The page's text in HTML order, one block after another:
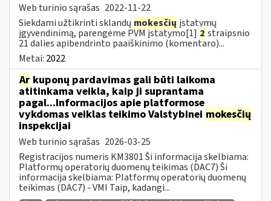
Web turinio sąrašas 2022-11-22
Siekdami užtikrinti sklandų mokesčių įstatymų
įgyvendinimą, parengėme PVM įstatymo[1] 2 straipsnio
21 dalies apibendrinto paaiškinimo (komentaro)...
Metai: 2022
Ar kuponų pardavimas gali būti laikoma
atitinkama veikla, kaip ji suprantama
pagal...Informacijos apie platformose
vykdomas veiklas teikimo Valstybinei mokesčių
inspekcijai
Web turinio sąrašas 2026-03-25
Registracijos numeris KM3801 Ši informacija skelbiama:
Platformų operatorių duomenų teikimas (DAC7) Ši
informacija skelbiama: Platformų operatorių duomenų
teikimas (DAC7) - VMI Taip, kadangi...